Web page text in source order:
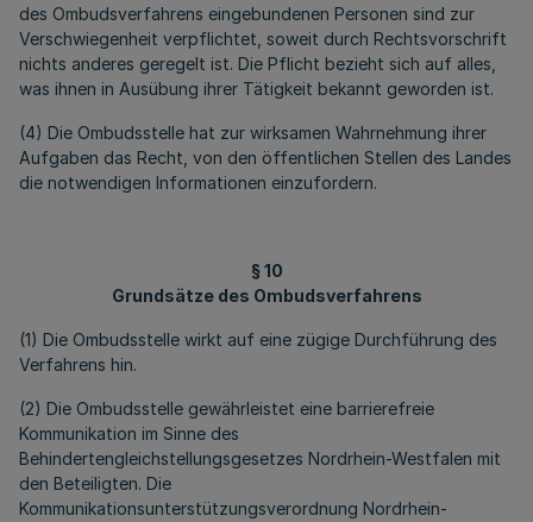
des Ombudsverfahrens eingebundenen Personen sind zur
Verschwiegenheit verpflichtet, soweit durch Rechtsvorschrift
nichts anderes geregelt ist. Die Pflicht bezieht sich auf alles,
was ihnen in Ausübung ihrer Tätigkeit bekannt geworden ist.
(4) Die Ombudsstelle hat zur wirksamen Wahrnehmung ihrer
Aufgaben das Recht, von den öffentlichen Stellen des Landes
die notwendigen Informationen einzufordern.
§ 10
Grundsätze des Ombudsverfahrens
(1) Die Ombudsstelle wirkt auf eine zügige Durchführung des
Verfahrens hin.
(2) Die Ombudsstelle gewährleistet eine barrierefreie
Kommunikation im Sinne des
Behindertengleichstellungsgesetzes Nordrhein-Westfalen mit
den Beteiligten. Die
Kommunikationsunterstützungsverordnung Nordrhein-